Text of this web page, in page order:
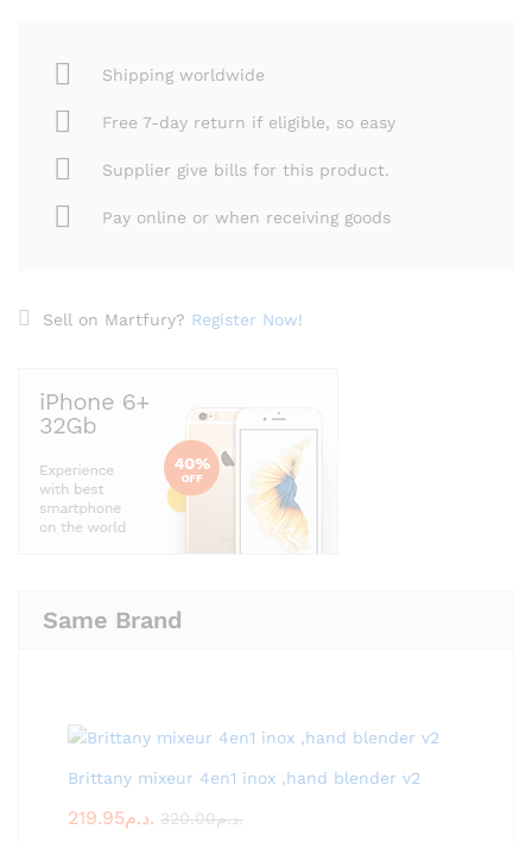
Shipping worldwide
Free 7-day return if eligible, so easy
Supplier give bills for this product.
Pay online or when receiving goods
Sell on Martfury? Register Now!
Same Brand
Brittany mixeur 4en1 inox ,hand blender v2
219.95 د.م. 320.00 د.م.